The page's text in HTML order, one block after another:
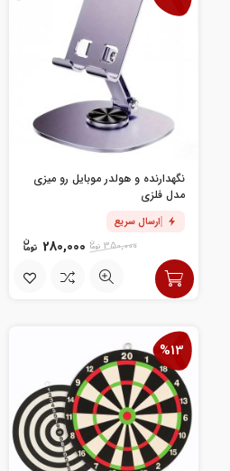
نگهدارنده و هولدر موبایل رو میزی
مدل فلزی
ارسال سریع
350,000
280,000
%13